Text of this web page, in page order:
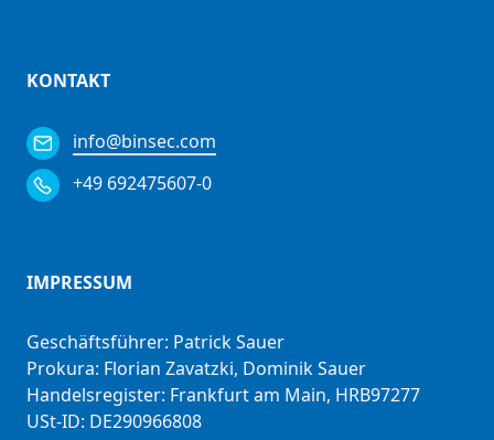
KONTAKT
info@binsec.com
+49 692475607-0
IMPRESSUM
Geschäftsführer: Patrick Sauer
Prokura: Florian Zavatzki, Dominik Sauer
Handelsregister: Frankfurt am Main, HRB97277
USt-ID: DE290966808